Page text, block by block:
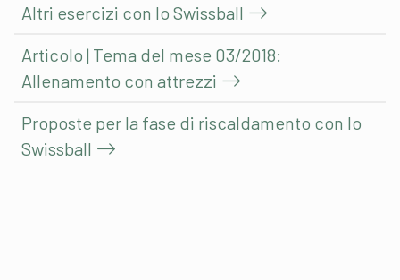
Altri esercizi con lo Swissball
Articolo | Tema del mese 03/2018:
Allenamento con attrezzi
Proposte per la fase di riscaldamento con lo
Swissball